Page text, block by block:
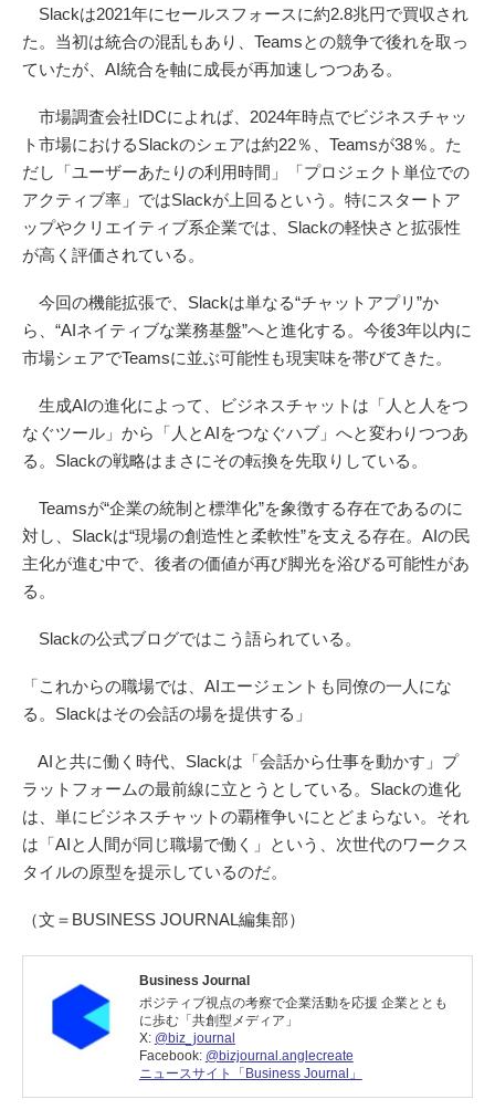
Slackは2021年にセールスフォースに約2.8兆円で買収され
た。当初は統合の混乱もあり、Teamsとの競争で後れを取っ
ていたが、AI統合を軸に成長が再加速しつつある。
市場調査会社IDCによれば、2024年時点でビジネスチャッ
ト市場におけるSlackのシェアは約22％、Teamsが38％。た
だし「ユーザーあたりの利用時間」「プロジェクト単位での
アクティブ率」ではSlackが上回るという。特にスタートア
ップやクリエイティブ系企業では、Slackの軽快さと拡張性
が高く評価されている。
今回の機能拡張で、Slackは単なる“チャットアプリ”か
ら、“AIネイティブな業務基盤”へと進化する。今後3年以内に
市場シェアでTeamsに並ぶ可能性も現実味を帯びてきた。
生成AIの進化によって、ビジネスチャットは「人と人をつ
なぐツール」から「人とAIをつなぐハブ」へと変わりつつあ
る。Slackの戦略はまさにその転換を先取りしている。
Teamsが“企業の統制と標準化”を象徴する存在であるのに
対し、Slackは“現場の創造性と柔軟性”を支える存在。AIの民
主化が進む中で、後者の価値が再び脚光を浴びる可能性があ
る。
Slackの公式ブログではこう語られている。
「これからの職場では、AIエージェントも同僚の一人にな
る。Slackはその会話の場を提供する」
AIと共に働く時代、Slackは「会話から仕事を動かす」プ
ラットフォームの最前線に立とうとしている。Slackの進化
は、単にビジネスチャットの覇権争いにとどまらない。それ
は「AIと人間が同じ職場で働く」という、次世代のワークス
タイルの原型を提示しているのだ。
（文＝BUSINESS JOURNAL編集部）
Business Journal
ポジティブ視点の考察で企業活動を応援 企業ととも
に歩む「共創型メディア」
X: @biz_journal
Facebook: @bizjournal.anglecreate
ニュースサイト「Business Journal」